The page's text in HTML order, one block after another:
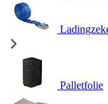
Palletfolie